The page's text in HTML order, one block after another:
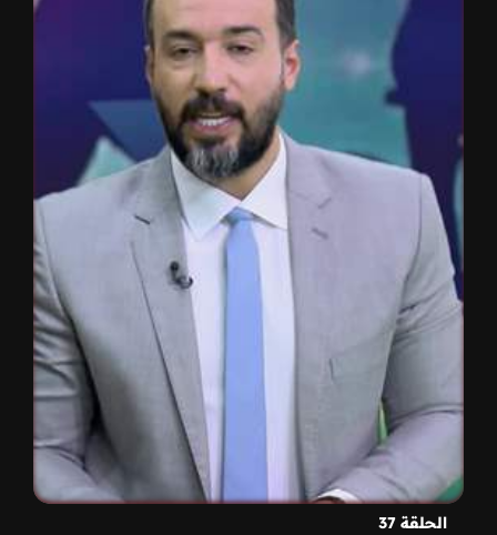
الحلقة 37